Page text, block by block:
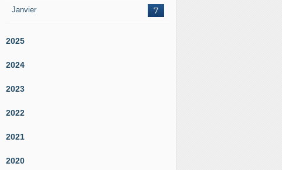
Janvier 7
2025
2024
2023
2022
2021
2020